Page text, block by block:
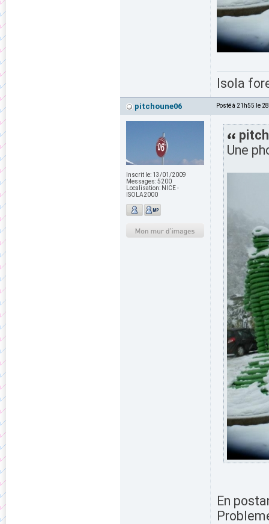
Isola
pitchoune06 Posté à 21h55 le
Inscrit le: 13/01/2009
Messages:5200
Localisation: NICE -
ISOLA2000
Une
En